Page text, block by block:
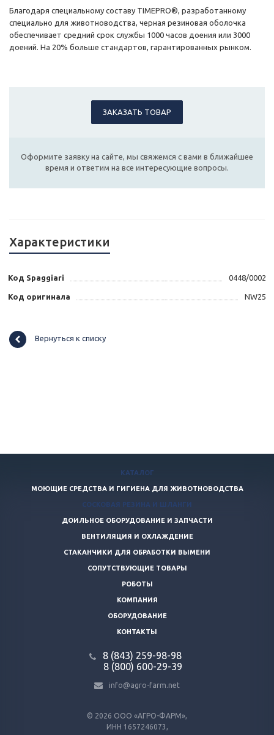
Благодаря специальному составу TIMEPRO®, разработанному
специально для животноводства, черная резиновая оболочка
обеспечивает средний срок службы 1000 часов доения или 3000
доений. На 20% больше стандартов, гарантированных рынком.
ЗАКАЗАТЬ ТОВАР
Оформите заявку на сайте, мы свяжемся с вами в ближайшее
время и ответим на все интересующие вопросы.
Характеристики
Код Spaggiari 0448/0002
Код оригинала NW25
Вернуться к списку
© 2026 ООО «АГРО-ФАРМ»,
ИНН 1657246073,
КАТАЛОГ
МОЮЩИЕ СРЕДСТВА И ГИГИЕНА ДЛЯ ЖИВОТНОВОДСТВА
СОСКОВАЯ РЕЗИНА И ШЛАНГИ
ДОИЛЬНОЕ ОБОРУДОВАНИЕ И ЗАПЧАСТИ
ВЕНТИЛЯЦИЯ И ОХЛАЖДЕНИЕ
СТАКАНЧИКИ ДЛЯ ОБРАБОТКИ ВЫМЕНИ
СОПУТСТВУЮЩИЕ ТОВАРЫ
РОБОТЫ
КОМПАНИЯ
ОБОРУДОВАНИЕ
КОНТАКТЫ
8 (843) 259-98-98
8 (800) 600-29-39
info@agro-farm.net